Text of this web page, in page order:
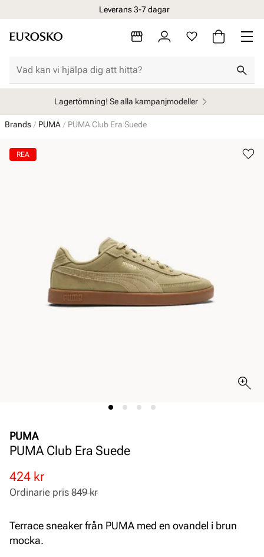
Leverans 3-7 dagar
Öppet köp i 30 dagar
Lagertömning! Se alla kampanjmodeller
Brands PUMA PUMA Club Era Suede
REA
PUMA
PUMA Club Era Suede
Rabatterat
pris
424 kr
Ordinarie
pris
Ordinarie pris 849 kr
Terrace sneaker från PUMA med en ovandel i brun
mocka.